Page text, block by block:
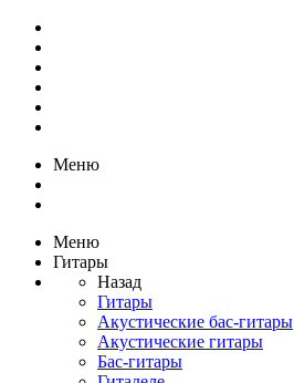
Меню
Меню
Гитары
Назад
Гитары
Акустические бас-гитары
Акустические гитары
Бас-гитары